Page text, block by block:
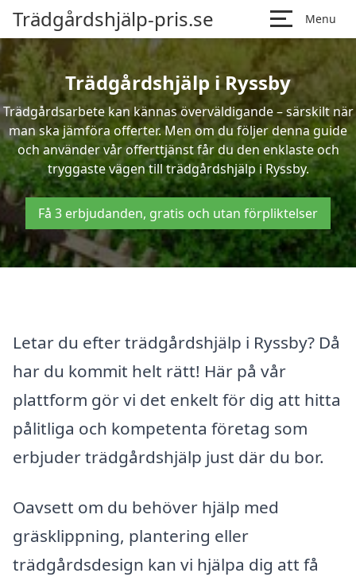
Trädgårdshjälp-pris.se Menu
Trädgårdshjälp i Ryssby
Trädgårdsarbete kan kännas överväldigande – särskilt när
man ska jämföra offerter. Men om du följer denna guide
och använder vår offerttjänst får du den enklaste och
tryggaste vägen till trädgårdshjälp i Ryssby.
Få 3 erbjudanden, gratis och utan förpliktelser
Letar du efter trädgårdshjälp i Ryssby? Då
har du kommit helt rätt! Här på vår
plattform gör vi det enkelt för dig att hitta
pålitliga och kompetenta företag som
erbjuder trädgårdshjälp just där du bor.
Oavsett om du behöver hjälp med
gräsklippning, plantering eller
trädgårdsdesign kan vi hjälpa dig att få